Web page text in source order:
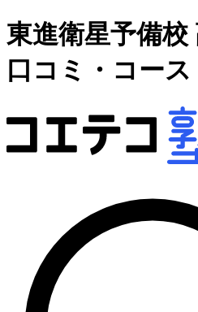
東進衛星予備校
口コミ・コー